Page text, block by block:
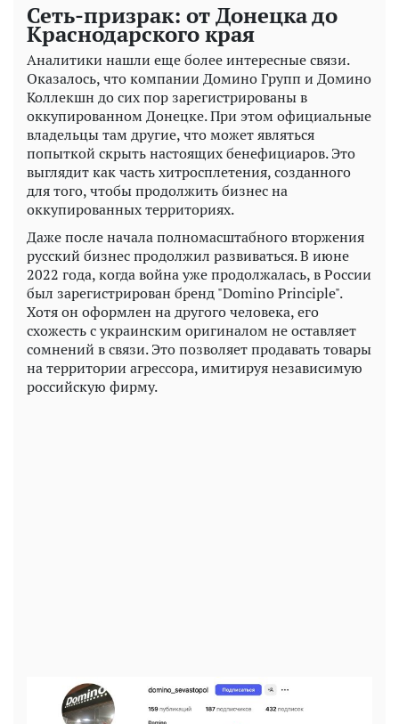
Сеть-призрак: от Донецка до
Краснодарского края
Аналитики нашли еще более интересные связи.
Оказалось, что компании Домино Групп и Домино
Коллекшн до сих пор зарегистрированы в
оккупированном Донецке. При этом официальные
владельцы там другие, что может являться
попыткой скрыть настоящих бенефициаров. Это
выглядит как часть хитросплетения, созданного
для того, чтобы продолжить бизнес на
оккупированных территориях.
Даже после начала полномасштабного вторжения
русский бизнес продолжил развиваться. В июне
2022 года, когда война уже продолжалась, в России
был зарегистрирован бренд "Domino Principle".
Хотя он оформлен на другого человека, его
схожесть с украинским оригиналом не оставляет
сомнений в связи. Это позволяет продавать товары
на территории агрессора, имитируя независимую
российскую фирму.